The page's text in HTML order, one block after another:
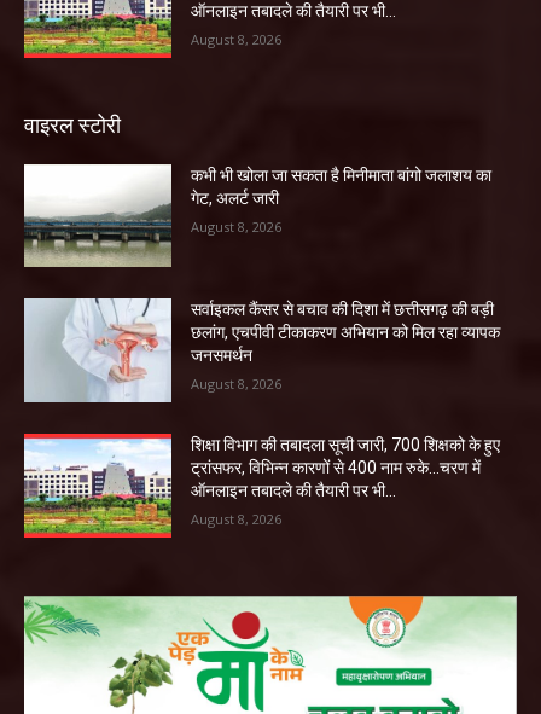
ऑनलाइन तबादले की तैयारी पर भी...
August 8, 2026
वाइरल स्टोरी
कभी भी खोला जा सकता है मिनीमाता बांगो जलाशय का
गेट, अलर्ट जारी
August 8, 2026
सर्वाइकल कैंसर से बचाव की दिशा में छत्तीसगढ़ की बड़ी
छलांग, एचपीवी टीकाकरण अभियान को मिल रहा व्यापक
जनसमर्थन
August 8, 2026
शिक्षा विभाग की तबादला सूची जारी, 700 शिक्षको के हुए
ट्रांसफर, विभिन्न कारणों से 400 नाम रुके…चरण में
ऑनलाइन तबादले की तैयारी पर भी...
August 8, 2026